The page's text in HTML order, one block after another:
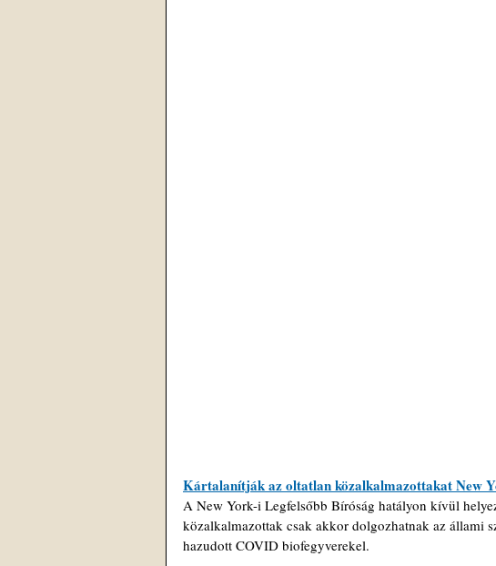
Kártalanítják az oltatlan közalkalmazottakat New
A New York-i Legfelsőbb Bíróság hatályon kívül
közalkalmazottak csak akkor dolgozhatnak az állami
hazudott COVID biofegyverekel.